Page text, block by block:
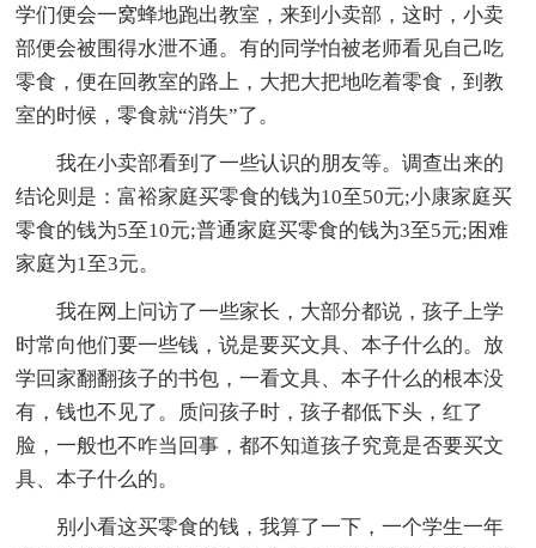
学们便会一窝蜂地跑出教室，来到小卖部，这时，小卖
部便会被围得水泄不通。有的同学怕被老师看见自己吃
零食，便在回教室的路上，大把大把地吃着零食，到教
室的时候，零食就“消失”了。
我在小卖部看到了一些认识的朋友等。调查出来的
结论则是：富裕家庭买零食的钱为10至50元;小康家庭买
零食的钱为5至10元;普通家庭买零食的钱为3至5元;困难
家庭为1至3元。
我在网上问访了一些家长，大部分都说，孩子上学
时常向他们要一些钱，说是要买文具、本子什么的。放
学回家翻翻孩子的书包，一看文具、本子什么的根本没
有，钱也不见了。质问孩子时，孩子都低下头，红了
脸，一般也不咋当回事，都不知道孩子究竟是否要买文
具、本子什么的。
别小看这买零食的钱，我算了一下，一个学生一年